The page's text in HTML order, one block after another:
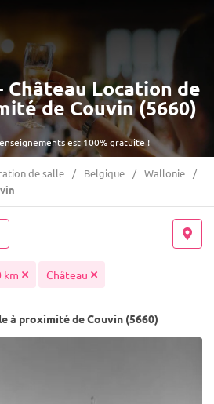
est 100% gratuite !
Location de
de Couvin (5660)
de salle Belgique
Wallonie
km Château
à proximité de Couvin (5660)